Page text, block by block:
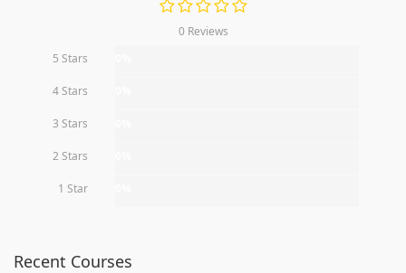
0 Reviews
5 Stars
4 Stars
3 Stars
2 Stars
1 Star
Recent Courses